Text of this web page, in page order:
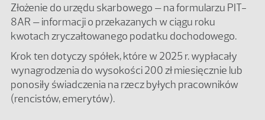
Złożenie do urzędu skarbowego – na formularzu PIT-
8AR – informacji o przekazanych w ciągu roku
kwotach zryczałtowanego podatku dochodowego.
Krok ten dotyczy spółek, które w 2025 r. wypłacały
wynagrodzenia do wysokości 200 zł miesięcznie lub
ponosiły świadczenia na rzecz byłych pracowników
(rencistów, emerytów).